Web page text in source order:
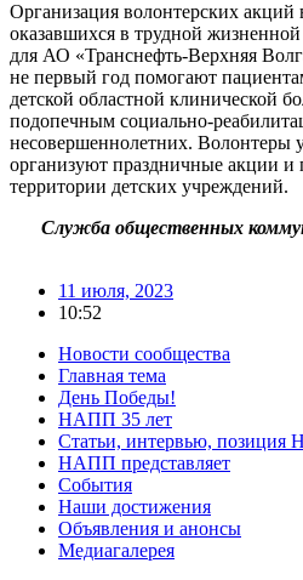
Организация волонтерских акций
оказавшихся в трудной
для АО «Транснефть-Верхняя
не первый год помогают
детской областной клинической
подопечным социально-
несовершеннолетних. Волонтеры
организуют праздничные акции и
территории детских учреждений.
Служба общественных
11 июля, 2023
10:52
Новости сообщества
Главная тема
День Победы!
НАПП 35 лет
Статьи, интервью,
НАПП представляет
События
Наши достижения
Объявления и анонсы
Медиагалерея